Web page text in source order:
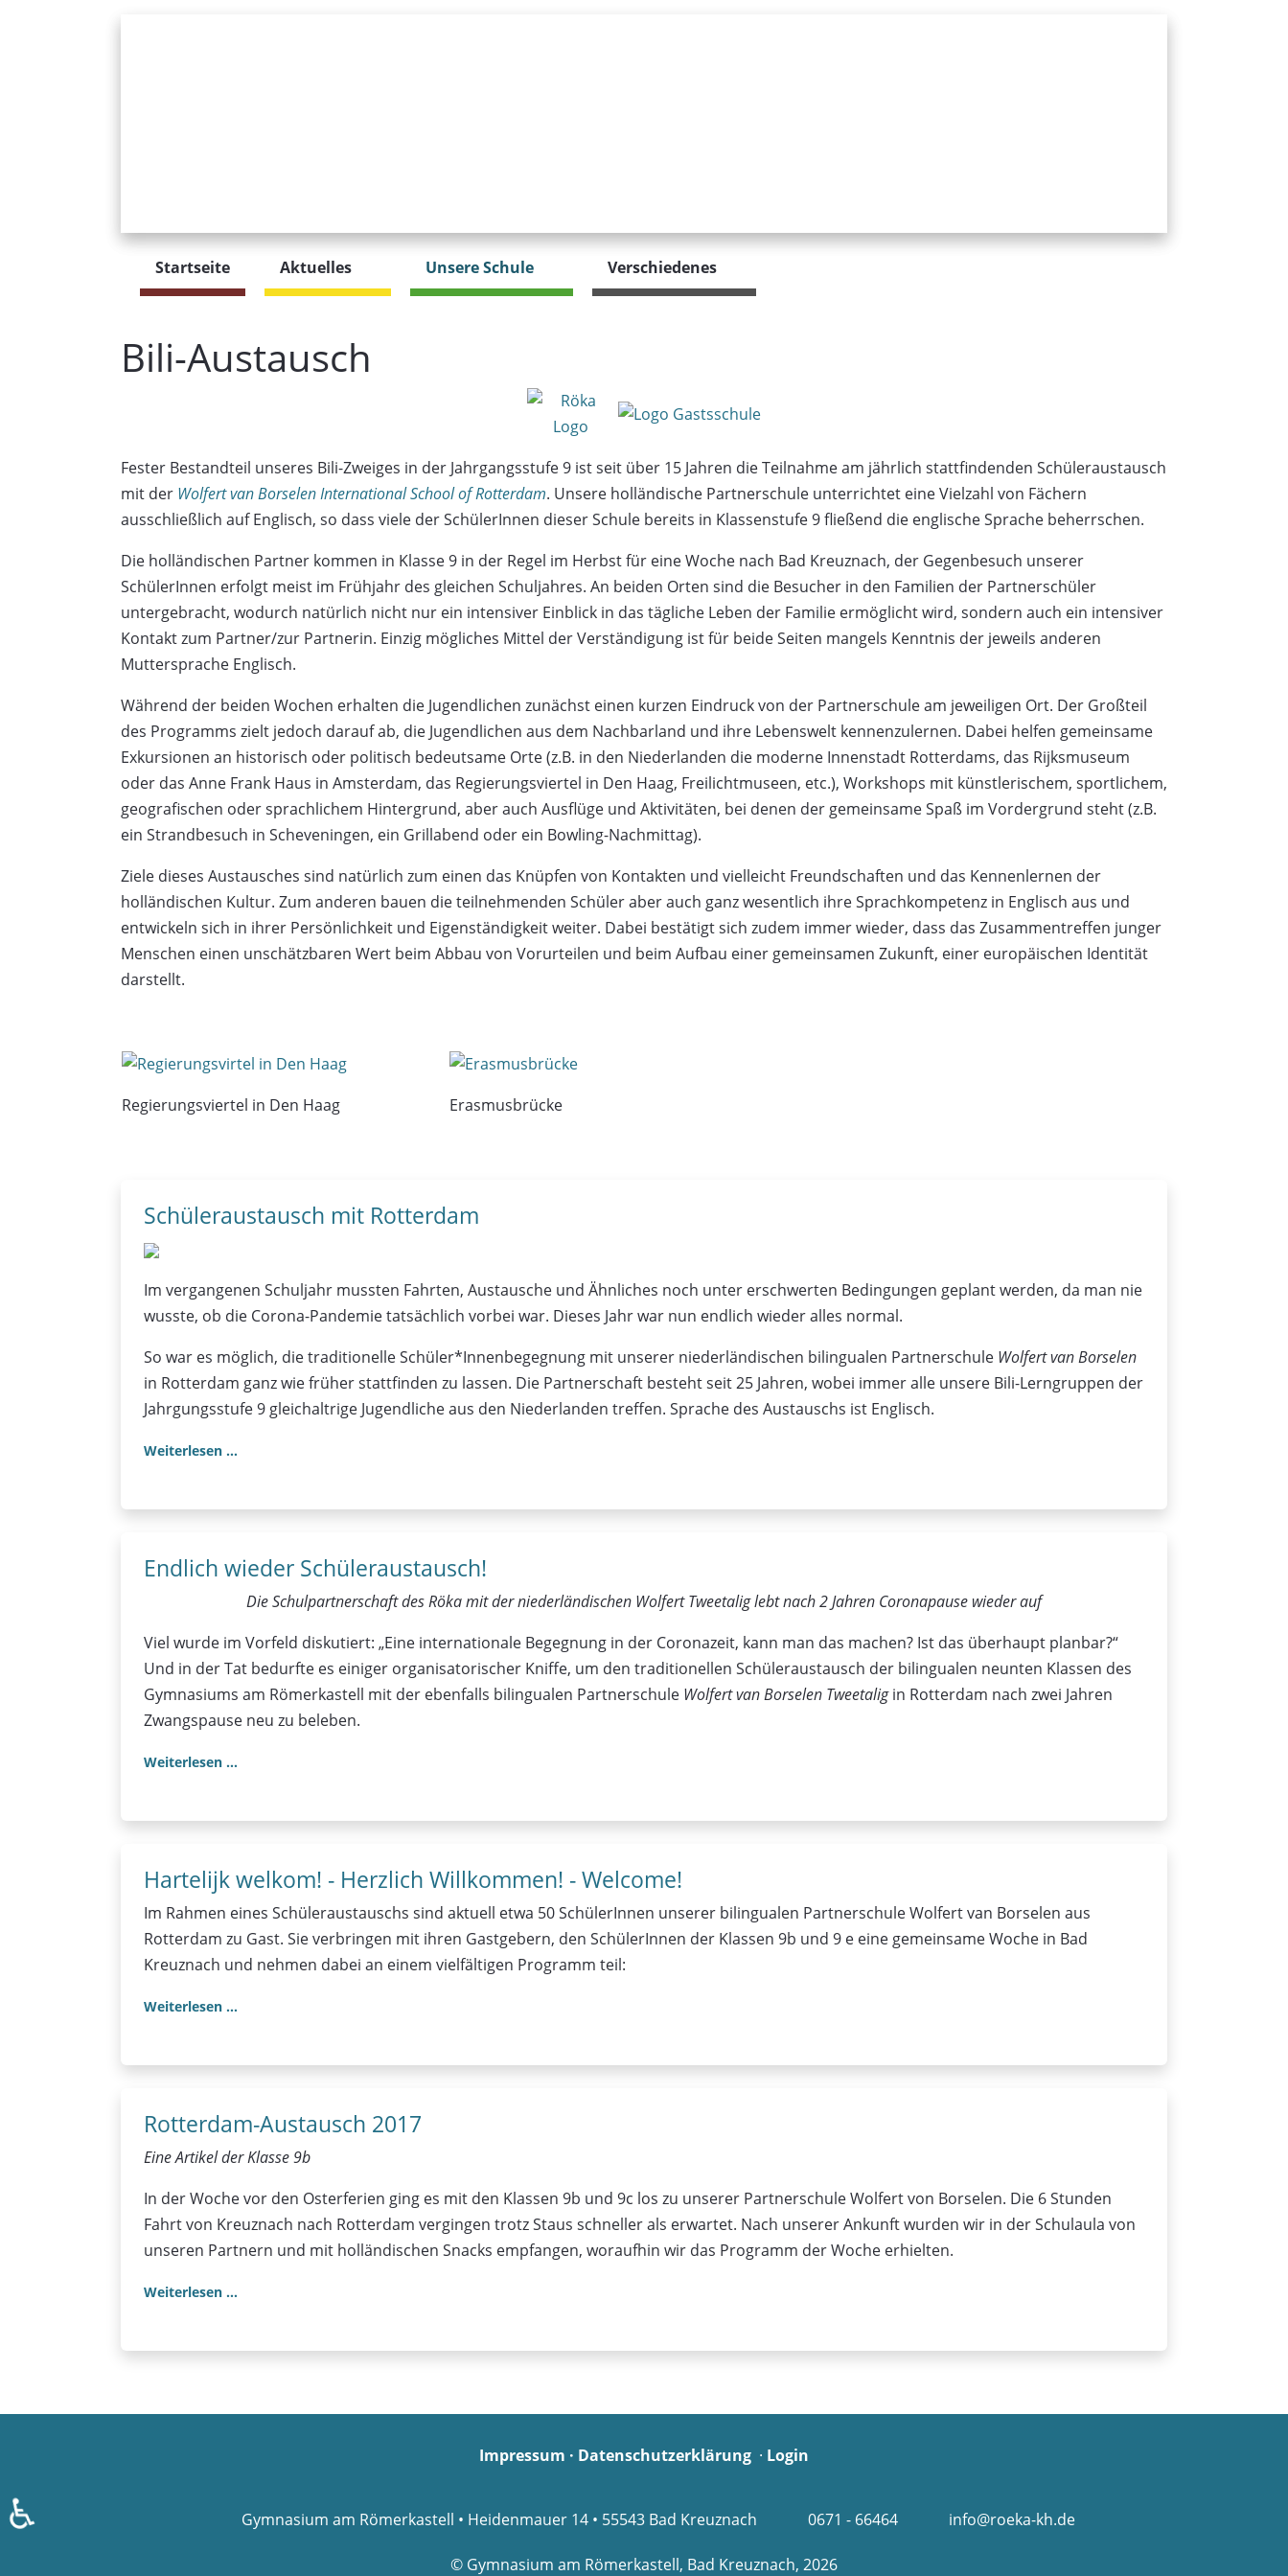
Startseite Aktuelles Unsere Schule Verschiedenes
Bili-Austausch
Fester Bestandteil unseres Bili-Zweiges in der Jahrgangsstufe 9 ist seit über 15 Jahren die Teilnahme am jährlich stattfindenden Schüleraustausch
mit der Wolfert van Borselen International School of Rotterdam. Unsere holländische Partnerschule unterrichtet eine Vielzahl von Fächern
ausschließlich auf Englisch, so dass viele der SchülerInnen dieser Schule bereits in Klassenstufe 9 fließend die englische Sprache beherrschen.
Die holländischen Partner kommen in Klasse 9 in der Regel im Herbst für eine Woche nach Bad Kreuznach, der Gegenbesuch unserer
SchülerInnen erfolgt meist im Frühjahr des gleichen Schuljahres. An beiden Orten sind die Besucher in den Familien der Partnerschüler
untergebracht, wodurch natürlich nicht nur ein intensiver Einblick in das tägliche Leben der Familie ermöglicht wird, sondern auch ein intensiver
Kontakt zum Partner/zur Partnerin. Einzig mögliches Mittel der Verständigung ist für beide Seiten mangels Kenntnis der jeweils anderen
Muttersprache Englisch.
Während der beiden Wochen erhalten die Jugendlichen zunächst einen kurzen Eindruck von der Partnerschule am jeweiligen Ort. Der Großteil
des Programms zielt jedoch darauf ab, die Jugendlichen aus dem Nachbarland und ihre Lebenswelt kennenzulernen. Dabei helfen gemeinsame
Exkursionen an historisch oder politisch bedeutsame Orte (z.B. in den Niederlanden die moderne Innenstadt Rotterdams, das Rijksmuseum
oder das Anne Frank Haus in Amsterdam, das Regierungsviertel in Den Haag, Freilichtmuseen, etc.), Workshops mit künstlerischem, sportlichem,
geografischen oder sprachlichem Hintergrund, aber auch Ausflüge und Aktivitäten, bei denen der gemeinsame Spaß im Vordergrund steht (z.B.
ein Strandbesuch in Scheveningen, ein Grillabend oder ein Bowling-Nachmittag).
Ziele dieses Austausches sind natürlich zum einen das Knüpfen von Kontakten und vielleicht Freundschaften und das Kennenlernen der
holländischen Kultur. Zum anderen bauen die teilnehmenden Schüler aber auch ganz wesentlich ihre Sprachkompetenz in Englisch aus und
entwickeln sich in ihrer Persönlichkeit und Eigenständigkeit weiter. Dabei bestätigt sich zudem immer wieder, dass das Zusammentreffen junger
Menschen einen unschätzbaren Wert beim Abbau von Vorurteilen und beim Aufbau einer gemeinsamen Zukunft, einer europäischen Identität
darstellt.
Regierungsviertel in Den Haag Erasmusbrücke
Schüleraustausch mit Rotterdam
Im vergangenen Schuljahr mussten Fahrten, Austausche und Ähnliches noch unter erschwerten Bedingungen geplant werden, da man nie
wusste, ob die Corona-Pandemie tatsächlich vorbei war. Dieses Jahr war nun endlich wieder alles normal.
So war es möglich, die traditionelle Schüler*Innenbegegnung mit unserer niederländischen bilingualen Partnerschule Wolfert van Borselen
in Rotterdam ganz wie früher stattfinden zu lassen. Die Partnerschaft besteht seit 25 Jahren, wobei immer alle unsere Bili-Lerngruppen der
Jahrgungsstufe 9 gleichaltrige Jugendliche aus den Niederlanden treffen. Sprache des Austauschs ist Englisch.
Weiterlesen …
Endlich wieder Schüleraustausch!
Die Schulpartnerschaft des Röka mit der niederländischen Wolfert Tweetalig lebt nach 2 Jahren Coronapause wieder auf
Viel wurde im Vorfeld diskutiert: „Eine internationale Begegnung in der Coronazeit, kann man das machen? Ist das überhaupt planbar?“
Und in der Tat bedurfte es einiger organisatorischer Kniffe, um den traditionellen Schüleraustausch der bilingualen neunten Klassen des
Gymnasiums am Römerkastell mit der ebenfalls bilingualen Partnerschule Wolfert van Borselen Tweetaligin Rotterdam nach zwei Jahren
Zwangspause neu zu beleben.
Weiterlesen …
Hartelijk welkom! - Herzlich Willkommen! - Welcome!
Im Rahmen eines Schüleraustauschs sind aktuell etwa 50 SchülerInnen unserer bilingualen Partnerschule Wolfert van Borselen aus
Rotterdam zu Gast. Sie verbringen mit ihren Gastgebern, den SchülerInnen der Klassen 9b und 9 e eine gemeinsame Woche in Bad
Kreuznach und nehmen dabei an einem vielfältigen Programm teil:
Weiterlesen …
Rotterdam-Austausch 2017
Eine Artikel der Klasse 9b
In der Woche vor den Osterferien ging es mit den Klassen 9b und 9c los zu unserer Partnerschule Wolfert von Borselen. Die 6 Stunden
Fahrt von Kreuznach nach Rotterdam vergingen trotz Staus schneller als erwartet. Nach unserer Ankunft wurden wir in der Schulaula von
unseren Partnern und mit holländischen Snacks empfangen, woraufhin wir das Programm der Woche erhielten.
Weiterlesen …
Impressum · Datenschutzerklärung · Login
Gymnasium am Römerkastell • Heidenmauer 14 • 55543 Bad Kreuznach 0671 - 66464 info@roeka-kh.de
© Gymnasium am Römerkastell, Bad Kreuznach, 2026